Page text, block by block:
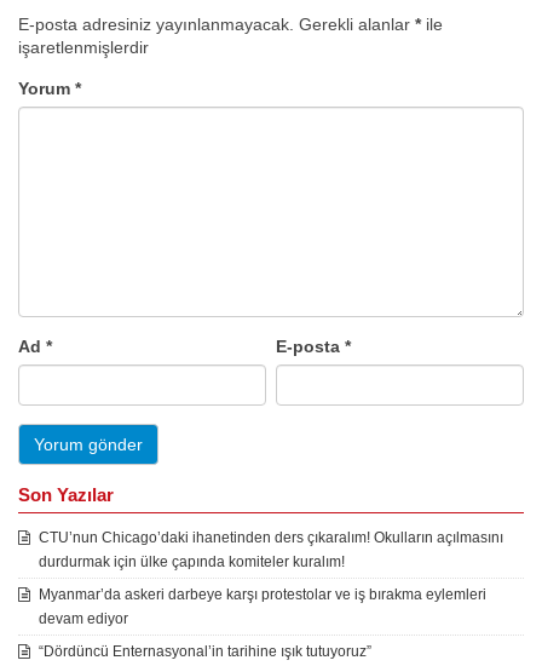
E-posta adresiniz yayınlanmayacak. Gerekli alanlar *ile
işaretlenmişlerdir
Yorum *
Ad * E-posta*
Son Yazılar
CTU’nun Chicago’daki ihanetinden ders çıkaralım! Okulların açılmasını
durdurmak için ülke çapında komiteler kuralım!
Myanmar’da askeri darbeye karşı protestolar ve iş bırakma eylemleri
devam ediyor
“Dördüncü Enternasyonal’in tarihine ışık tutuyoruz”